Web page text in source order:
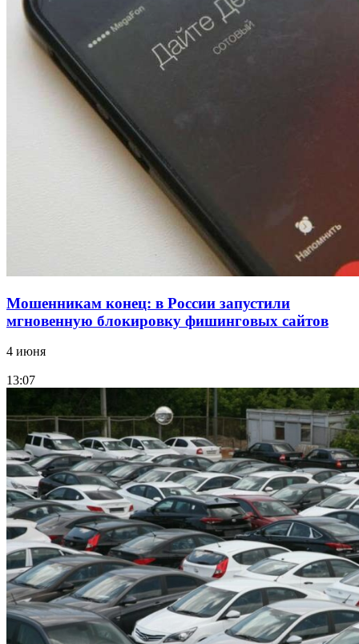
12:39
Сладкий праздник в Волгограде: в Центральном
парке прошёл фестиваль „Арбузный переполох“
Волгоградские компании нарастили экспорт:
заключены контракты на 3,6 млн долларов
Мошенникам конец: в России запустили
мгновенную блокировку фишинговых сайтов
4 июня
13:07